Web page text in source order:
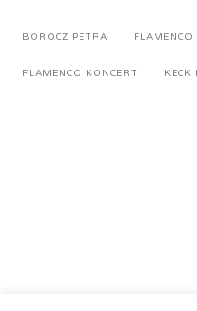
BÖRÖCZ PETRA FLAMENCO
FLAMENCO KONCERT KECK